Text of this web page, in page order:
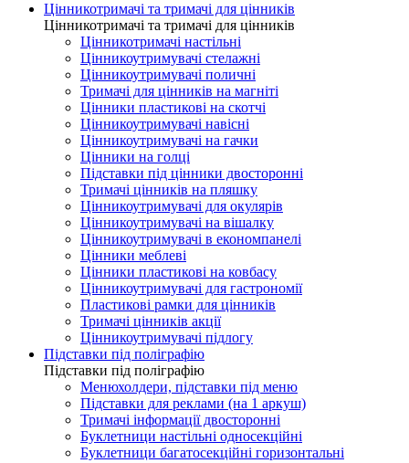
Цінникотримачі та тримачі для цінників
Цінникотримачі та тримачі для цінників
Цінникотримачі настільні
Цінникоутримувачі стелажні
Цінникоутримувачі поличні
Тримачі для цінників на магніті
Цінники пластикові на скотчі
Цінникоутримувачі навісні
Цінникоутримувачі на гачки
Цінники на голці
Підставки під цінники двосторонні
Тримачі цінників на пляшку
Цінникоутримувачі для окулярів
Цінникоутримувачі на вішалку
Цінникоутримувачі в економпанелі
Цінники меблеві
Цінники пластикові на ковбасу
Цінникоутримувачі для гастрономії
Пластикові рамки для цінників
Тримачі цінників акції
Цінникоутримувачі підлогу
Підставки під поліграфію
Підставки під поліграфію
Менюхолдери, підставки під меню
Підставки для реклами (на 1 аркуш)
Тримачі інформації двосторонні
Буклетници настільні односекційні
Буклетници багатосекційні горизонтальні